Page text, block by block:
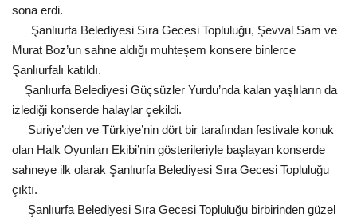
Tekno Bilim
Ekonomi
Galeriler
Siyaset
Künye
sona erdi.
Şanlıurfa Belediyesi Sıra Gecesi Topluluğu, Şevval Sam ve
Murat Boz’un sahne aldığı muhteşem konsere binlerce
Şanlıurfalı katıldı.
Şanlıurfa Belediyesi Güçsüzler Yurdu’nda kalan yaşlıların da
izlediği konserde halaylar çekildi.
Suriye’den ve Türkiye’nin dört bir tarafından festivale konuk
olan Halk Oyunları Ekibi’nin gösterileriyle başlayan konserde
sahneye ilk olarak Şanlıurfa Belediyesi Sıra Gecesi Topluluğu
çıktı.
Şanlıurfa Belediyesi Sıra Gecesi Topluluğu birbirinden güzel